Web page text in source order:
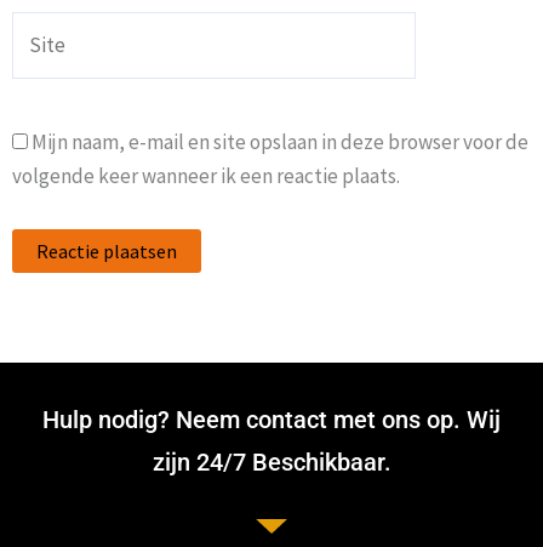
Mijn naam, e-mail en site opslaan in deze browser voor de
volgende keer wanneer ik een reactie plaats.
Hulp nodig? Neem contact met ons op. Wij
zijn 24/7 Beschikbaar.